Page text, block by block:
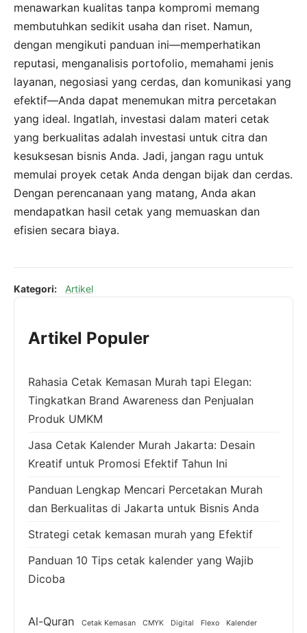
menawarkan kualitas tanpa kompromi memang
membutuhkan sedikit usaha dan riset. Namun,
dengan mengikuti panduan ini—memperhatikan
reputasi, menganalisis portofolio, memahami jenis
layanan, negosiasi yang cerdas, dan komunikasi yang
efektif—Anda dapat menemukan mitra percetakan
yang ideal. Ingatlah, investasi dalam materi cetak
yang berkualitas adalah investasi untuk citra dan
kesuksesan bisnis Anda. Jadi, jangan ragu untuk
memulai proyek cetak Anda dengan bijak dan cerdas.
Dengan perencanaan yang matang, Anda akan
mendapatkan hasil cetak yang memuaskan dan
efisien secara biaya.
Kategori: Artikel
Artikel Populer
Rahasia Cetak Kemasan Murah tapi Elegan:
Tingkatkan Brand Awareness dan Penjualan
Produk UMKM
Jasa Cetak Kalender Murah Jakarta: Desain
Kreatif untuk Promosi Efektif Tahun Ini
Panduan Lengkap Mencari Percetakan Murah
dan Berkualitas di Jakarta untuk Bisnis Anda
Strategi cetak kemasan murah yang Efektif
Panduan 10 Tips cetak kalender yang Wajib
Dicoba
Al-Quran Cetak Kemasan CMYK Digital Flexo Kalender